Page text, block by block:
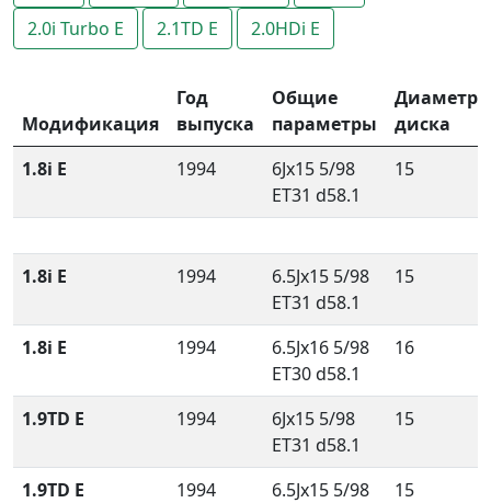
2.0i Turbo E
2.1TD E 2.0HDi E
Модификация
Год
выпуска
Общие
параметры
Диаметр
диска
1.8i E
1994
6Jx15 5/98
ET31 d58.1
15
1.8i E 1994
6.5Jx15 5/98
ET31 d58.1
15
1.8i E 1994
6.5Jx16 5/98
ET30 d58.1
16
1.9TD E 1994
6Jx15 5/98
ET31 d58.1
15
1.9TD E 1994
6.5Jx15 5/98
15